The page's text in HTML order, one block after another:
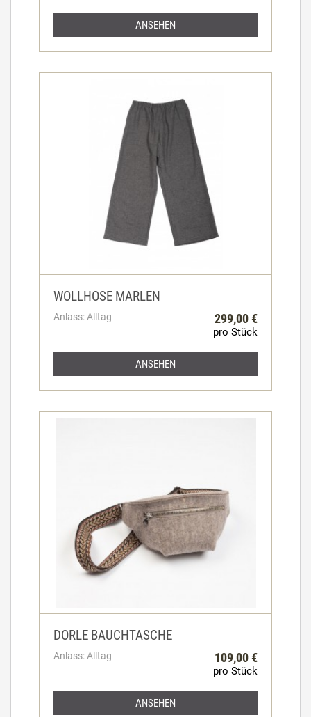
ANSEHEN
WOLLHOSE MARLEN
Anlass: Alltag 299,00 €
pro Stück
ANSEHEN
DORLE BAUCHTASCHE
Anlass: Alltag 109,00 €
pro Stück
ANSEHEN